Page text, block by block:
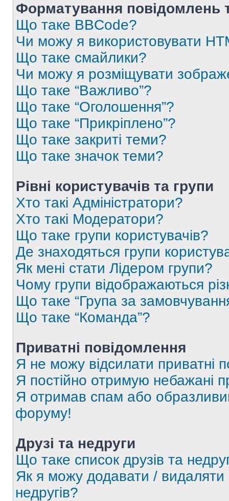
Форматування повідомлень
Що таке BBCode?
Чи можу я використовувати
Що таке смайлики?
Чи можу я розміщувати
Що таке “Важливо”?
Що таке “Оголошення”?
Що таке “Прикріплено”?
Що таке закриті теми?
Що таке значок теми?
Рівні користувачів та групи
Хто такі Адміністратори?
Хто такі Модератори?
Що таке групи користувачів?
Де знаходяться групи
Як мені стати Лідером групи?
Чому групи відображаються
Що таке “Група за
Що таке “Команда”?
Приватні повідомлення
Я не можу відсилати приватні
Я постійно отримую небажані
Я отримав спам або
форуму!
Друзі та недруги
Що таке список друзів та
Як я можу додавати / видаляти
недругів?